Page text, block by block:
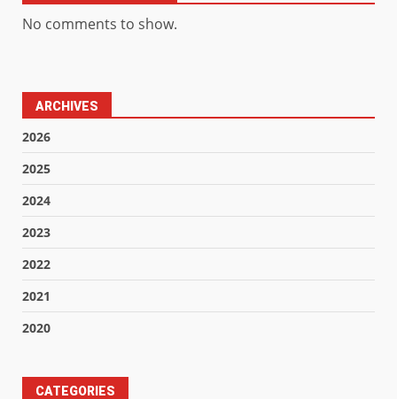
No comments to show.
ARCHIVES
2026
2025
2024
2023
2022
2021
2020
CATEGORIES